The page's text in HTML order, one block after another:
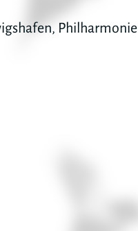
Philharmonie